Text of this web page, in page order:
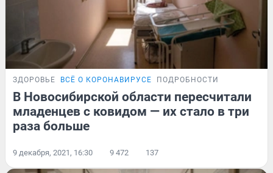
ЗДОРОВЬЕ ВСЁ О КОРОНАВИРУСЕ ПОДРОБНОСТИ
В Новосибирской области пересчитали
младенцев с ковидом — их стало в три
раза больше
9 декабря, 2021, 16:30 9 472 137